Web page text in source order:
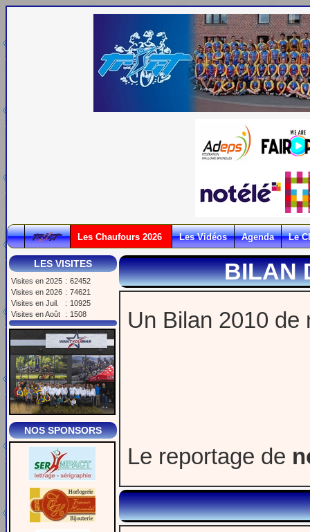
Les Chaufours 2026 Les Vidéos Agenda Le
LES VISITES
Visites en 2025 : 62452
Visites en 2026 : 74621
Visites en Juil.
: 10925
Visites en Août
: 1508
NOS SPONSORS
BILAN
Un Bilan 2010 de
Le reportage de